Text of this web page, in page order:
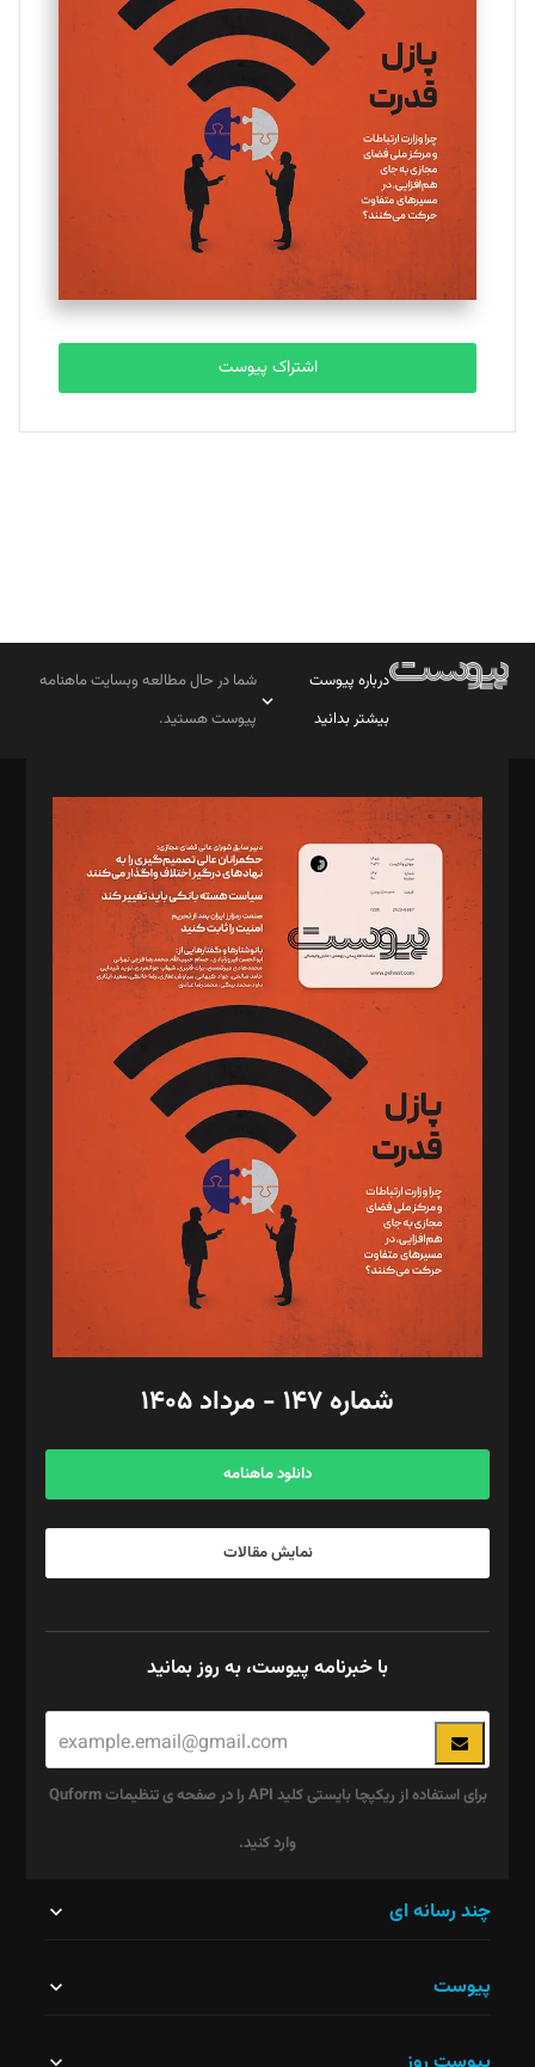
یسنا امان‌پور
تحریریه
ملینا جعفری
تحریریه
مصطفی مسجدی آرانی
تحریریه
بابک نقاش
تحریریه
اشتراک پیوست
درباره پیوست
بیشتر بدانید
شما در حال مطالعه وبسایت ماهنامه
پیوست هستید.
مدیر مسئول: محمدباقر اثنی‌عشری
سردبیر: مهرک محمودی
دبیر تحریریه: میثم قاسمی
د‌بیر ناداستان: سمانه سمیع
د‌بیر خدمت و تجارت: ابوالفضل رجبی
د‌بیر حقوق فناوری: حسام‌الدین ایپکچی
د‌بیر پیوست جهان: مینا پاکدل
د‌بیر تحریریه آنلاین: بابک نقاش
تحریریه‌: مجتبی محمود‌ی، آرش برهمند، یسنا امان‌پور، سروش کرمیان،
مصطفی مسجدی آرانی، ابوالفضل رجبی، زهرا فکرانه، فائزه فتحی
رستمی،مصطفی باستان
ویرایش: نگار استاد‌‌آقا
طراح یونیفرم: مجید توکلی
فیلمبرداری و عکاسی: امیر شفیعی، مانی لطفی زاده
گرافیک و صفحه‌آرایی: سید‌سبحان‌علی ثابت
مد‌یر توسعه تجاری: کامبیز برید‌
امور مالی: شاپور رهبری، محمد‌ کاظمی‌نیا
آگهی و مشترکین: ۰۹۱۹۹۹۹۰۴۵۴
شماره ۱۴۷ - مرداد ۱۴۰۵
دانلود ماهنامه
نمایش مقالات
با خبرنامه پیوست، به روز بمانید
برای استفاده از ریکپچا بایستی کلید API را در صفحه ی تنظیمات Quform
وارد کنید.
نباید
چند رسانه ای
پیوست